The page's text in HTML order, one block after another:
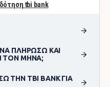
tbi bank
ΠΛΗΡΏΣΩ ΚΑΙ
ΤΟΝ ΜΉΝΑ;
ΤΗΝ TBI BANK ΓΙΑ